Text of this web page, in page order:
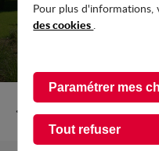
Pour plus d'informations,
des cookies .
Paramétrer mes
Tout refuser
Retour vers Actualites